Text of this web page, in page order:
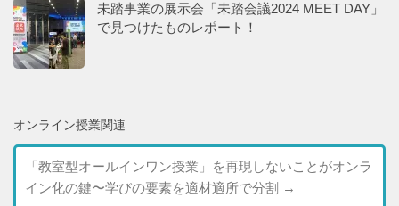
未踏事業の展示会「未踏会議2024 MEET DAY」
で見つけたものレポート！
オンライン授業関連
「教室型オールインワン授業」を再現しないことがオンラ
イン化の鍵〜学びの要素を適材適所で分割 →